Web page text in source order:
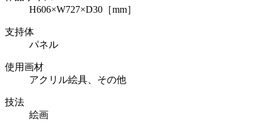
H606×W727×D30［mm］
支持体
パネル
使用画材
アクリル絵具、その他
技法
絵画